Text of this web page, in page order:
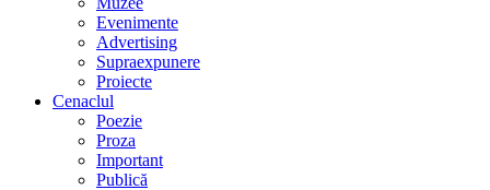
Evenimente
Advertising
Supraexpunere
Proiecte
Cenaclul
Poezie
Proza
Important
Publică